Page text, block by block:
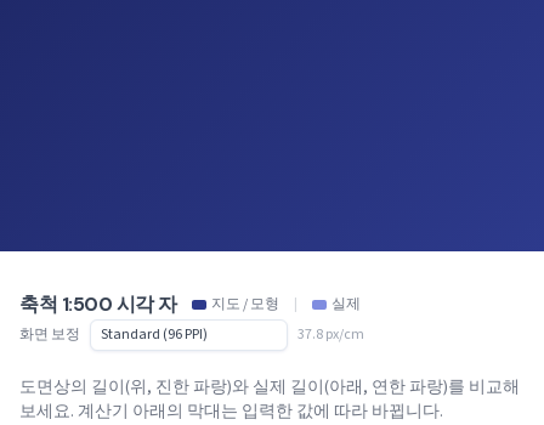
축척 1:500 시각 자 지도 / 모형 |
실제
화면 보정
37.8 px/cm
도면상의 길이(위, 진한 파랑)와 실제 길이(아래, 연한 파랑)를 비교해
보세요. 계산기 아래의 막대는 입력한 값에 따라 바뀝니다.